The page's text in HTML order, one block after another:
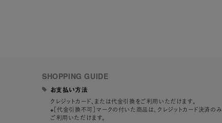
SHOPPING GUIDE
お支払い方法
クレジットカード、または代金引換をご利用いただけます。
※［代金引換不可］マークの付いた商品は、クレジットカード決済のみ
ご利用いただけます。